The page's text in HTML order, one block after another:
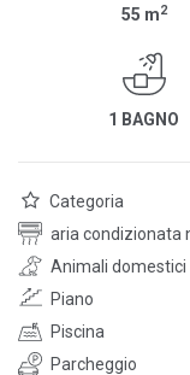
55 m2
1 BAGNO
Categoria
aria condizionata
Animali domestici
Piano
Piscina
Parcheggio